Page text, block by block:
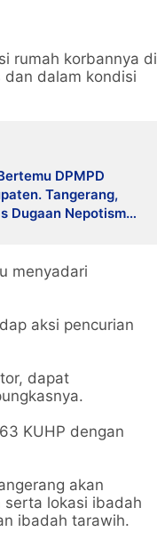
rumah korbannya di
dalam kondisi
DPMPD
Tangerang,
Dugaan Nepotisme
menyadari
aksi pencurian
dapat
KUHP dengan
akan
serta lokasi ibadah
ibadah tarawih.